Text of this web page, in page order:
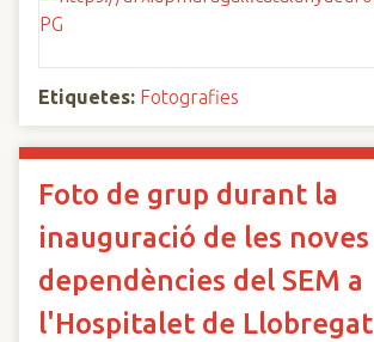
Etiquetes: Fotografies
Foto de grup durant la
inauguració de les noves
dependències del SEM a
l'Hospitalet de Llobregat